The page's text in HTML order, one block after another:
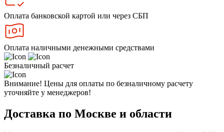
Оплата банковской картой или через СБП
Оплата наличными денежными средствами
Безналичный расчет
Внимание! Цены для оплаты по безналичному расчету
уточняйте у менеджеров!
Доставка по Москве и области